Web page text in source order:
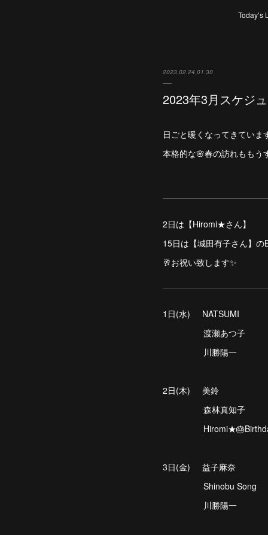
Today’s
2023.02.24 01:30
2023年3月スケジ
日ごと暖くなってきていま
本格的な🌸春の訪れももう
2日は【Hiromi★さん】
15日は【城田有子さん】の
🥂お祝い致します✨
1日(水) NATSUMI
渡瀬あつ子
川勝陽一
2日(木) 美鈴
森林真知子
3日(金) 益子麻奈
Shinobu Song
川勝陽一